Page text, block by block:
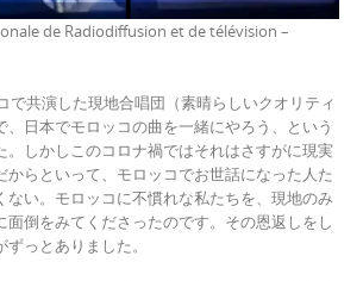
de Radiodiffusion et de télévision –
で共演した現地合唱団（素晴らしいクオリティ
、日本でモロッコの曲を一緒にやろう、という
。しかしこのコロナ禍ではそれはさすがに現実
からといって、モロッコでお世話になった人た
ない。モロッコに不慣れな私たちを、現地のみ
面倒をみてくださったのです。その恩返しをし
っとありました。